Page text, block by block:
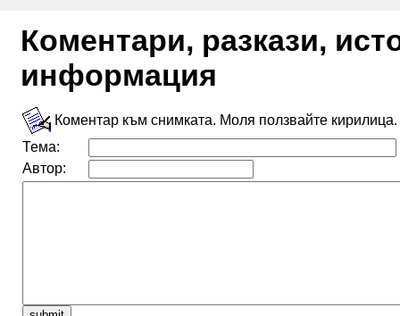
Коментари, разкази,
информация
Коментар към снимката. Моля ползвайте кирилица.
Тема:
Автор: